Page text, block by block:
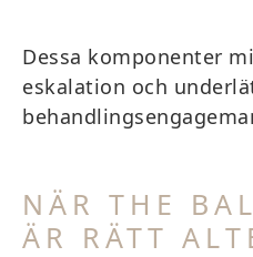
Dessa komponenter
eskalation och
NÄR THE
ÄR RÄTT